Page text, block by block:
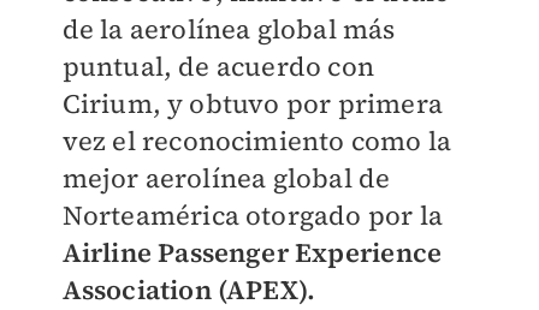
de la aerolínea global más
puntual, de acuerdo con
Cirium, y obtuvo por primera
vez el reconocimiento como la
mejor aerolínea global de
Norteamérica otorgado por la
Airline Passenger Experience
Association (APEX).